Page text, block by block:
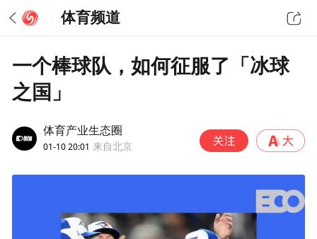
体育频道
一个棒球队，如何征服了「冰球
之国」
体育产业生态圈
01-10 20:01 来自北京